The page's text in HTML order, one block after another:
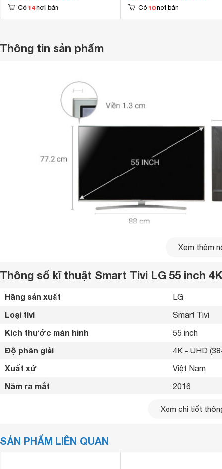
Có 14 nơi bán Có 10 nơi bán
Thông tin sản phẩm
Xem thêm
Thông số kĩ thuật Smart Tivi LG 55 inch
Hãng sản xuất LG
Loại tivi Smart Tivi
Kích thước màn hình 55 inch
Độ phân giải 4K - UHD
Xuất xứ Việt Nam
Năm ra mắt 2016
Cổng LAN,
USB
Xem chi tiết
SẢN PHẨM LIÊN QUAN